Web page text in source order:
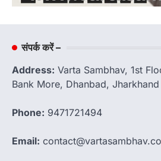
संपर्क करें –
Address: Varta Sambhav, 1st
Bank More, Dhanbad, Jharkhand
Phone: 9471721494
Email: